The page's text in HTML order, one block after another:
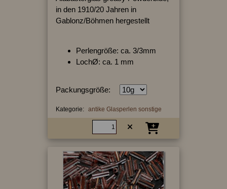
in den 1910/20 Jahren in
Gablonz/Böhmen hergestellt
Perlengröße: ca. 3/3mm
LochØ: ca. 1 mm
Packungsgröße:
Kategorie: antike Glasperlen sonstige